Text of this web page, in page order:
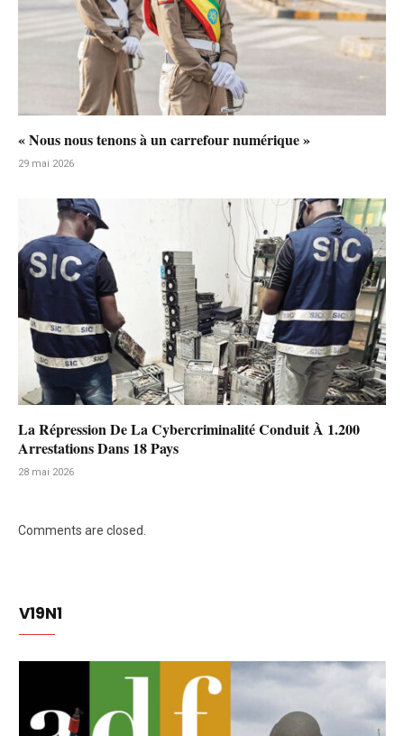
« Nous nous tenons à un carrefour numérique »
29 mai 2026
La Répression De La Cybercriminalité Conduit À 1.200
Arrestations Dans 18 Pays
28 mai 2026
Comments are closed.
V19N1